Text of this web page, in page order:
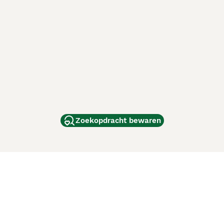
Zoekopdracht bewaren